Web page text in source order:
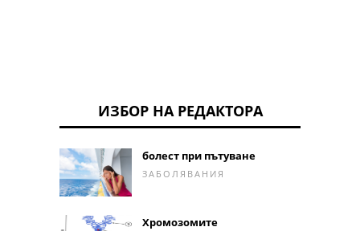
ИЗБОР НА РЕДАКТОРА
болест при пътуване
ЗАБОЛЯВАНИЯ
Хромозомите